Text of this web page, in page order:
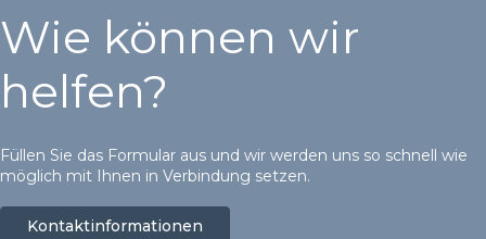
Wie können wir
helfen?
Füllen Sie das Formular aus und wir werden uns so schnell wie
möglich mit Ihnen in Verbindung setzen.
Kontaktinformationen